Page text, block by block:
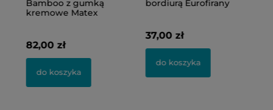
Bamboo z gumką
kremowe Matex
82,00 zł
do koszyka
bordiurą Eurofirany
37,00 zł
do koszyka